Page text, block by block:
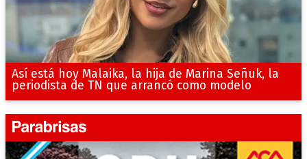
Así está hoy Malaika, la hija de Marina Señuk, la
periodista de TN que arrancó como modelo